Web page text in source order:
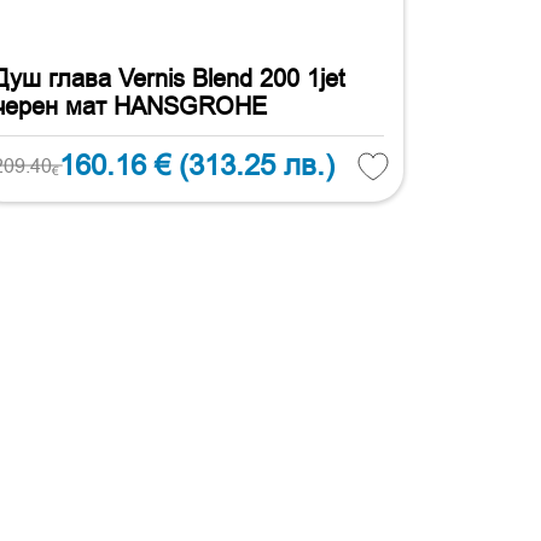
глава Vernis Blend 200 1jet
мат HANSGROHE
€160.16 € (313.25 лв.)